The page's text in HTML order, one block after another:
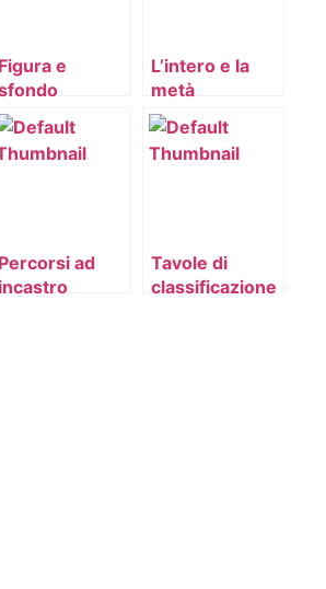
Figura e
L’intero e la
metà
Percorsi ad
incastro
Tavole di
classificazione